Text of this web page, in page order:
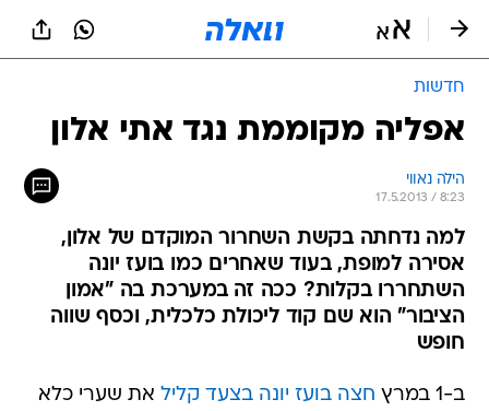
חדשות
אפליה מקוממת נגד אתי אלון
הילה נאווי
17.5.2013 / 8:23
למה נדחתה בקשת השחרור המוקדם של אלון,
אסירה למופת, בעוד שאחרים כמו בועז יונה
השתחררו בקלות? ככה זה במערכת בה "אמון
הציבור" הוא שם קוד ליכולת כלכלית, וכסף שווה
חופש
ב-1 במרץ חצה בועז יונה בצעד קליל את שערי כלא